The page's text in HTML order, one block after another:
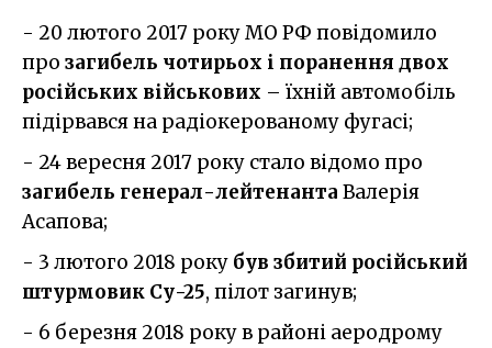
- 20 лютого 2017 року МО РФ повідомило
про загибель чотирьох і поранення двох
російських військових – їхній автомобіль
підірвався на радіокерованому фугасі;
- 24 вересня 2017 року стало відомо про
загибель генерал-лейтенанта Валерія
Асапова;
- 3 лютого 2018 року був збитий російський
штурмовик Су-25, пілот загинув;
- 6 березня 2018 року в районі аеродрому